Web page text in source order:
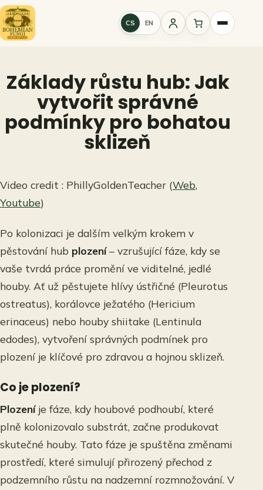
Přeskočit
na
obsah
CS EN
Přihlášení
Základy růstu hub: Jak
vytvořit správné
podmínky pro bohatou
sklizeň
Video credit : PhillyGoldenTeacher (Web,
Youtube)
Po kolonizaci je dalším velkým krokem v
pěstování hub plození– vzrušující fáze, kdy se
vaše tvrdá práce promění ve viditelné, jedlé
houby. Ať už pěstujete hlívy ústřičné (Pleurotus
ostreatus), korálovce ježatého (Hericium
erinaceus) nebo houby shiitake (Lentinula
edodes), vytvoření správných podmínek pro
plození je klíčové pro zdravou a hojnou sklizeň.
Co je plození?
Plozeníje fáze, kdy houbové podhoubí, které
plně kolonizovalo substrát, začne produkovat
skutečné houby. Tato fáze je spuštěna změnami
prostředí, které simulují přirozený přechod z
podzemního růstu na nadzemní rozmnožování. V